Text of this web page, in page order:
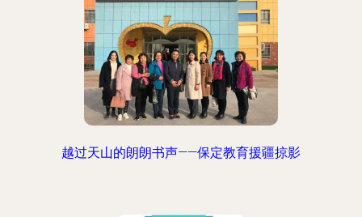
越过天山的朗朗书声——保定教育援疆掠影